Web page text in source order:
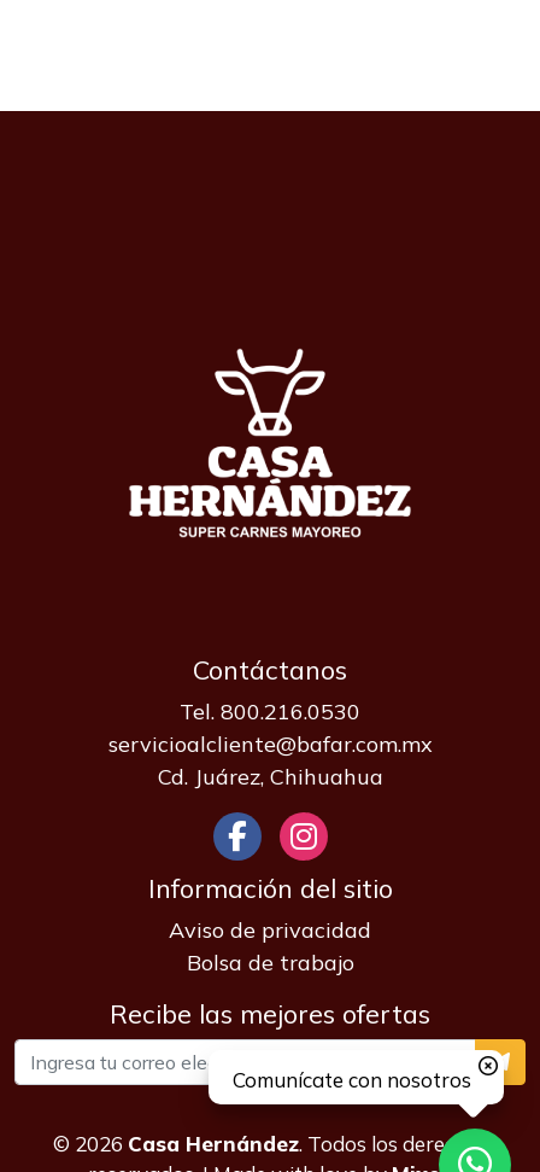
Contáctanos
Tel. 800.216.0530
servicioalcliente@bafar.com.mx
Cd. Juárez, Chihuahua
Información del sitio
Aviso de privacidad
Bolsa de trabajo
Recibe las mejores ofertas
© 2026 Casa Hernández. Todos los derechos
Comunícate con nosotros